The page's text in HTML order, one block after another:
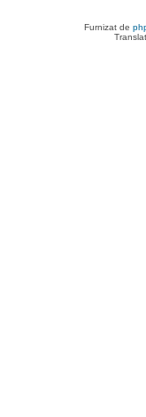
Furnizat de